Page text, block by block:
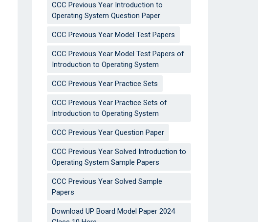
CCC Previous Year Introduction to
Operating System Question Paper
CCC Previous Year Model Test Papers
CCC Previous Year Model Test Papers of
Introduction to Operating System
CCC Previous Year Practice Sets
CCC Previous Year Practice Sets of
Introduction to Operating System
CCC Previous Year Question Paper
CCC Previous Year Solved Introduction to
Operating System Sample Papers
CCC Previous Year Solved Sample
Papers
Download UP Board Model Paper 2024